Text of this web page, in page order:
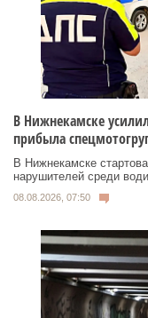
В Нижнекамске
прибыла
В Нижнекамске
нарушителей среди
08.08.2026, 07:50